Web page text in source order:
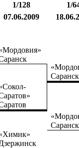
1/128
1/
07.06.2009